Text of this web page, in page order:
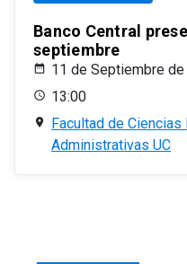
Banco Central
septiembre
11 de Septiembre
13:00
Facultad de Ciencias
Administrativas UC